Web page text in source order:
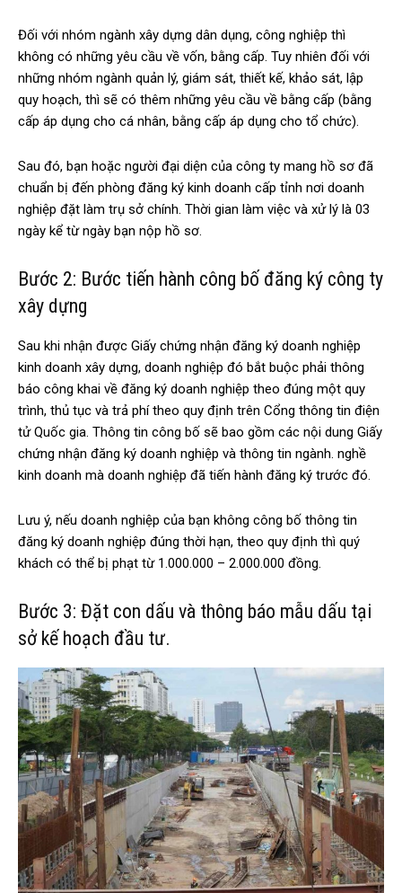
Đối với nhóm ngành xây dựng dân dụng, công nghiệp thì
không có những yêu cầu về vốn, bằng cấp. Tuy nhiên đối với
những nhóm ngành quản lý, giám sát, thiết kế, khảo sát, lập
quy hoạch, thì sẽ có thêm những yêu cầu về bằng cấp (bằng
cấp áp dụng cho cá nhân, bằng cấp áp dụng cho tổ chức).
Sau đó, bạn hoặc người đại diện của công ty mang hồ sơ đã
chuẩn bị đến phòng đăng ký kinh doanh cấp tỉnh nơi doanh
nghiệp đặt làm trụ sở chính. Thời gian làm việc và xử lý là 03
ngày kể từ ngày bạn nộp hồ sơ.
Bước 2: Bước tiến hành công bố đăng ký công ty
xây dựng
Sau khi nhận được Giấy chứng nhận đăng ký doanh nghiệp
kinh doanh xây dựng, doanh nghiệp đó bắt buộc phải thông
báo công khai về đăng ký doanh nghiệp theo đúng một quy
trình, thủ tục và trả phí theo quy định trên Cổng thông tin điện
tử Quốc gia. Thông tin công bố sẽ bao gồm các nội dung Giấy
chứng nhận đăng ký doanh nghiệp và thông tin ngành. nghề
kinh doanh mà doanh nghiệp đã tiến hành đăng ký trước đó.
Lưu ý, nếu doanh nghiệp của bạn không công bố thông tin
đăng ký doanh nghiệp đúng thời hạn, theo quy định thì quý
khách có thể bị phạt từ 1.000.000 – 2.000.000 đồng.
Bước 3: Đặt con dấu và thông báo mẫu dấu tại
sở kế hoạch đầu tư.